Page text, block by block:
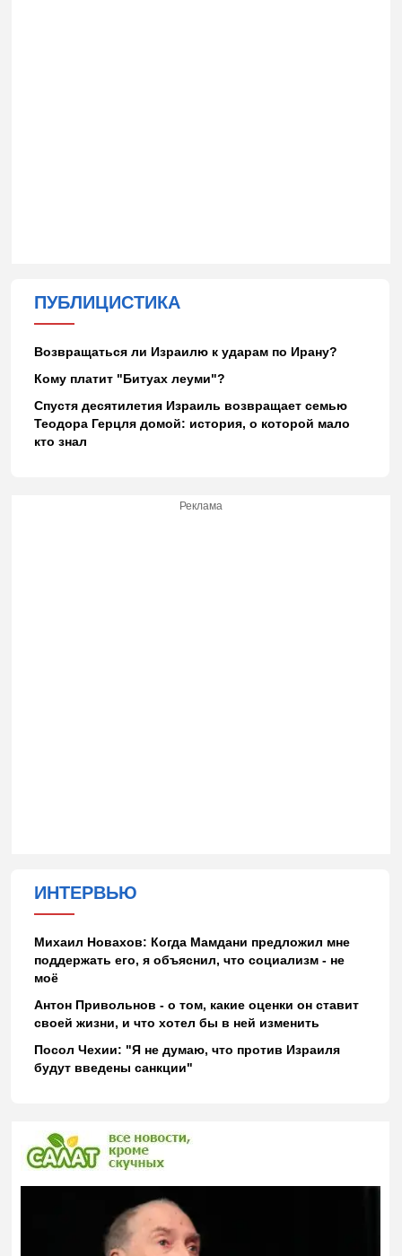
ПУБЛИЦИСТИКА
Возвращаться ли Израилю к ударам по Ирану?
Кому платит "Битуах леуми"?
Спустя десятилетия Израиль возвращает семью
Теодора Герцля домой: история, о которой мало
кто знал
Реклама
ИНТЕРВЬЮ
Михаил Новахов: Когда Мамдани предложил мне
поддержать его, я объяснил, что социализм - не
моё
Антон Привольнов - о том, какие оценки он ставит
своей жизни, и что хотел бы в ней изменить
Посол Чехии: "Я не думаю, что против Израиля
будут введены санкции"